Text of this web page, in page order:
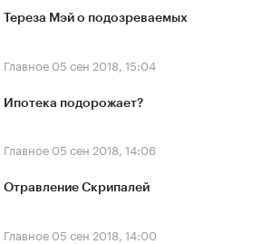
Тереза Мэй о подозреваемых
Главное 05 сен 2018, 15:04
Ипотека подорожает?
Главное 05 сен 2018, 14:06
Отравление Скрипалей
Главное 05 сен 2018, 14:00